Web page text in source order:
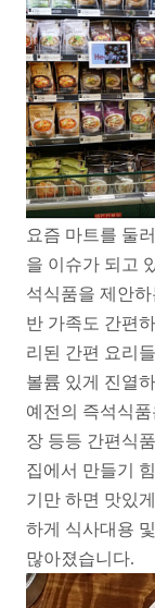
요즘 마트를 둘
을 이슈가 되고
석식품을 제안
반 가족도 간편
리된 간편 요리
볼륨 있게 진열
예전의 즉석식
장 등등 간편식
집에서 만들기
기만 하면 맛있
하게 식사대용
많아졌습니다.